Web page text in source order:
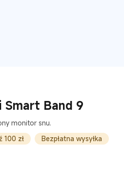
Smart Band 9
monitor snu.
100 zł
Bezpłatna wysyłka